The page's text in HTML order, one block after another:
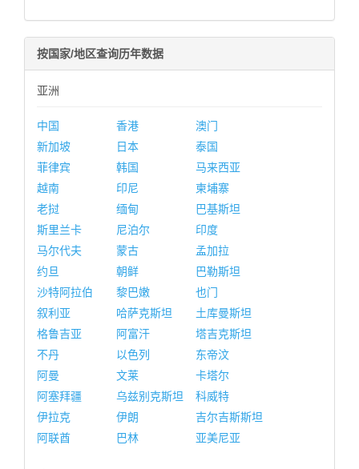
按国家/地区查询历年数据
亚洲
中国 香港
澳门
新加坡
日本
泰国
菲律宾
韩国
马来西亚
越南
印尼
柬埔寨
老挝
缅甸
巴基斯坦
斯里兰卡
尼泊尔
印度
马尔代夫
蒙古
孟加拉
约旦
朝鲜
巴勒斯坦
沙特阿拉伯
黎巴嫩
也门
叙利亚
哈萨克斯坦
土库曼斯坦
格鲁吉亚
阿富汗
塔吉克斯坦
不丹
以色列
东帝汶
阿曼
文莱
卡塔尔
阿塞拜疆
乌兹别克斯坦
科威特
伊拉克
伊朗
吉尔吉斯斯坦
阿联酋
巴林 亚美尼亚